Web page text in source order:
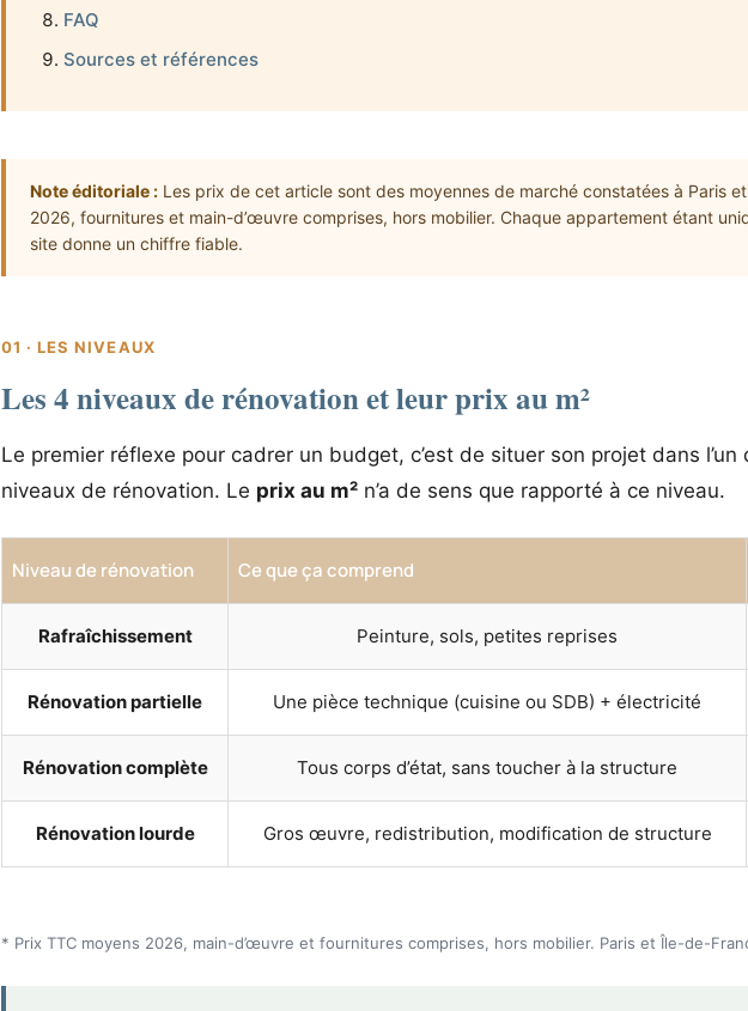
FAQ
Sources et références
Note éditoriale : Les prix de cet article sont des moyennes de marché constatées à Paris
2026, fournitures et main-d’œuvre comprises, hors mobilier. Chaque appartement étant
site donne un chiffre fiable.
01 · LES NIVEAUX
Les 4 niveaux de rénovation et leur prix au m²
Le premier réflexe pour cadrer un budget, c’est de situer son projet dans
niveaux de rénovation. Le prix au m² n’a de sens que rapporté à ce niveau.
Niveau de rénovation Ce que ça comprend
Rafraîchissement Peinture, sols, petites reprises
Rénovation partielle Une pièce technique (cuisine ou SDB) + électricité
Rénovation complète Tous corps d’état, sans toucher à la structure
Rénovation lourde Gros œuvre, redistribution, modification de structure
* Prix TTC moyens 2026, main-d’œuvre et fournitures comprises, hors mobilier. Paris et Île-de-